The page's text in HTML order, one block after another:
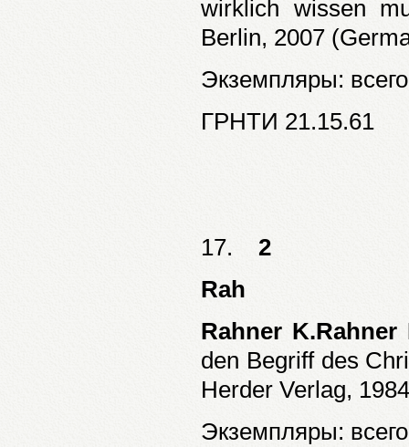
wirklich wissen
Berlin, 2007
Экземпляры:
ГРНТИ 21.15.61
17. 2
Rah
Rahner K.Rahner
den Begriff des
Herder Verlag,
Экземпляры: